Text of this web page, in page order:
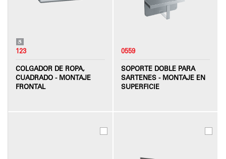
123
COLGADOR DE ROPA,
CUADRADO - MONTAJE
FRONTAL
0559
SOPORTE DOBLE PARA
SARTENES - MONTAJE EN
SUPERFICIE